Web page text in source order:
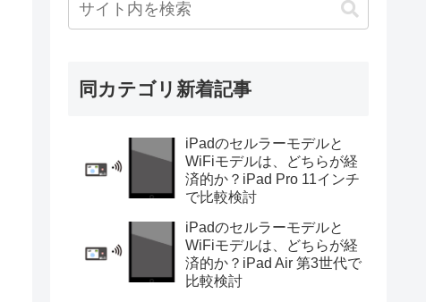
同カテゴリ新着記事
iPadのセルラーモデルと
WiFiモデルは、どちらが経
済的か？iPad Pro 11インチ
で比較検討
iPadのセルラーモデルと
WiFiモデルは、どちらが経
済的か？iPad Air 第3世代で
比較検討